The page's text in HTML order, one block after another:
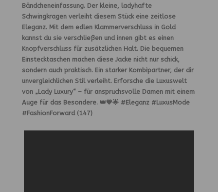
Bändcheneinfassung. Der kleine, ladyhafte
Schwingkragen verleiht diesem Stück eine zeitlose
Eleganz. Mit dem edlen Klammerverschluss in Gold
kannst du sie verschließen und innen gibt es einen
Knopfverschluss für zusätzlichen Halt. Die bequemen
Einstecktaschen machen diese Jacke nicht nur schick,
sondern auch praktisch. Ein starker Kombipartner, der dir
unvergleichlichen Stil verleiht. Erforsche die Luxuswelt
von „Lady Luxury“ – für anspruchsvolle Damen mit einem
Auge für das Besondere. 👑💙🌟 #Eleganz #LuxusMode
#FashionForward (147)